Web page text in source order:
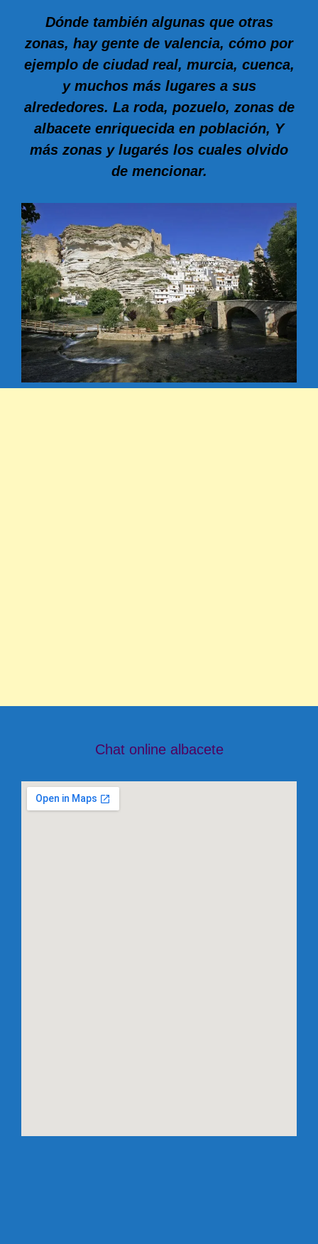
Dónde también algunas que otras
zonas, hay gente de valencia, cómo por
ejemplo de ciudad real, murcia, cuenca,
y muchos más lugares a sus
alrededores. La roda, pozuelo, zonas de
albacete enriquecida en población, Y
más zonas y lugarés los cuales olvido
de mencionar.
Chat online albacete